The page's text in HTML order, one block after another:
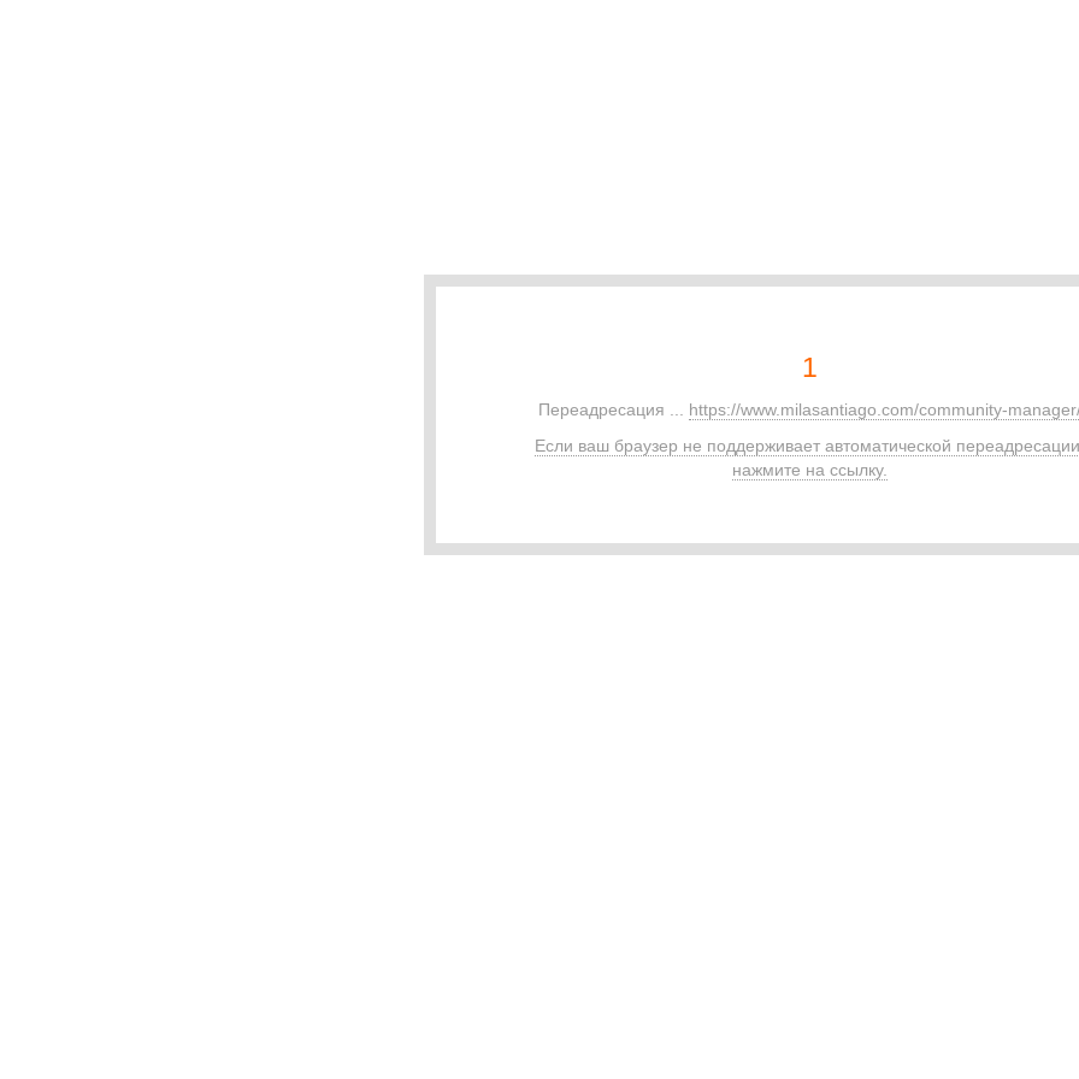
1
Переадресация ... https://www.milasantiago.com/community-
Если ваш браузер не поддерживает автоматической
нажмите на ссылку.